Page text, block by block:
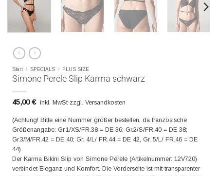
Start / SPECIALS / PLUS SIZE
Simone Perele Slip Karma schwarz
45,00€ inkl. MwSt zzgl. Versandkosten
(Achtung! Bitte eine Nummer größer bestellen, da französische
Größenangabe: Gr.1/XS/FR.38 = DE 36; Gr.2/S/FR.40 = DE 38;
Gr.3/M/FR.42 = DE 40; Gr. 4/L/ FR.44 = DE 42, Gr. 5/L/ FR.46 = DE
44)
Der Karma Bikini Slip von Simone Pérèle (Artikelnummer: 12V720)
verbindet Eleganz und Komfort. Die Vorderseite ist mit transparenter